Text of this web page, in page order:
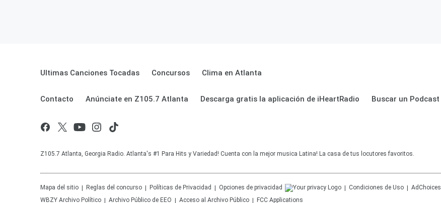
Ultimas Canciones Tocadas Concursos Clima en Atlanta
Contacto Anúnciate en Z105.7 Atlanta Descarga gratis la aplicación de iHeartRadio Buscar un Podcast
Z105.7 Atlanta, Georgia Radio. Atlanta's #1 Para Hits y Variedad! Cuenta con la mejor musica Latina! La casa de tus locutores favoritos.
Mapa del sitio Reglas del concurso Políticas de Privacidad Opciones de privacidad Condiciones de Uso AdChoices
WBZY Archivo Político Archivo Público de EEO Acceso al Archivo Público FCC Applications